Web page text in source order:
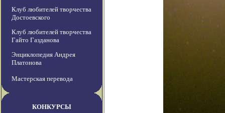
Клуб любителей творчества
Достоевского
Клуб любителей творчества
Гайто Газданова
Энциклопедия Андрея
Платонова
Мастерская перевода
КОНКУРСЫ